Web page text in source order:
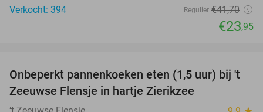
Verkocht: 394
Regulier €41,70
€23,95
67%
Onbeperkt pannenkoeken eten (1,5 uur) bij 't
Zeeuwse Flensje in hartje Zierikzee